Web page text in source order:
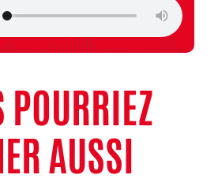
POURRIEZ
AUSSI